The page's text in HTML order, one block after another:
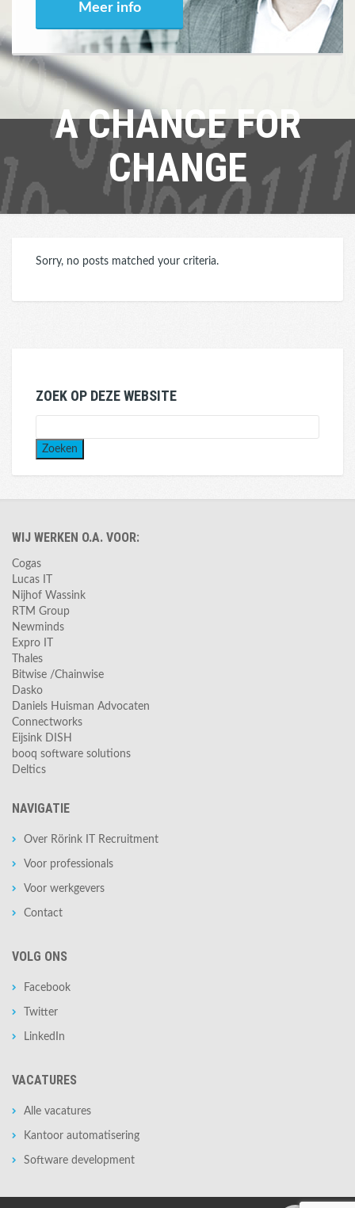
Meer info
A CHANCE FOR
CHANGE
Sorry, no posts matched your criteria.
ZOEK OP DEZE WEBSITE
naar:
WIJ WERKEN O.A. VOOR:
Cogas
Lucas IT
Nijhof Wassink
RTM Group
Newminds
Expro IT
Thales
Bitwise /Chainwise
Dasko
Daniels Huisman Advocaten
Connectworks
Eijsink DISH
booq software solutions
Deltics
NAVIGATIE
Over Rörink IT Recruitment
Voor professionals
Voor werkgevers
Contact
VOLG ONS
Facebook
Twitter
LinkedIn
VACATURES
Alle vacatures
Kantoor automatisering
Software development